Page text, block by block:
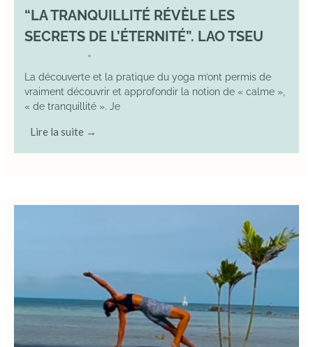
“LA TRANQUILLITÉ RÉVÈLE LES
SECRETS DE L’ÉTERNITÉ”. LAO TSEU
•
La découverte et la pratique du yoga m’ont permis de
vraiment découvrir et approfondir la notion de « calme »,
« de tranquillité ». Je
Lire la suite →